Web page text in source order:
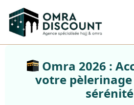
Omra 2026 :
votre
sérénité